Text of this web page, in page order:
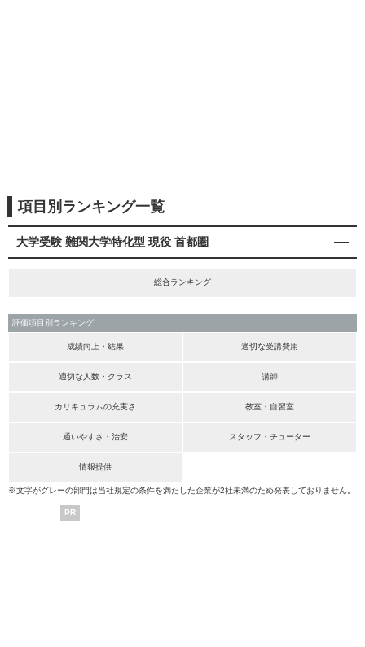
項目別ランキング一覧
大学受験 難関大学特化型 現役 首都圏
総合ランキング
評価項目別ランキング
成績向上・結果 適切な受講費用
適切な人数・クラス 講師
カリキュラムの充実さ 教室・自習室
通いやすさ・治安 スタッフ・チューター
情報提供
※文字がグレーの部門は当社規定の条件を満たした企業が2社未満のため発表しておりません。
PR